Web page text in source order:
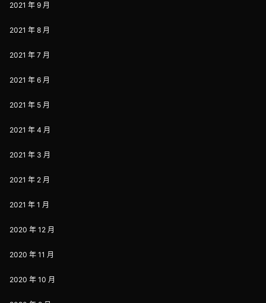
2021 年 9 月
2021 年 8 月
2021 年 7 月
2021 年 6 月
2021 年 5 月
2021 年 4 月
2021 年 3 月
2021 年 2 月
2021 年 1 月
2020 年 12 月
2020 年 11 月
2020 年 10 月